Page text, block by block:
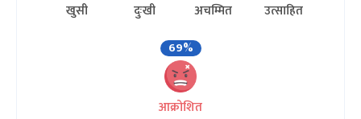
खुसी दुःखी अचम्मित
उत्साहित
69%
आक्रोशित